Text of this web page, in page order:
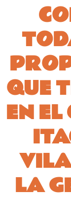
QUE
EN EL
LA